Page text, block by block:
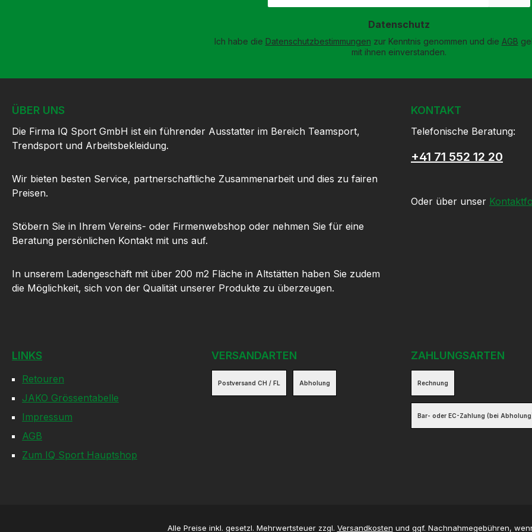
Adresse
Datenschutz
Ich habe die Datenschutzbestimmungen zur Kenntnis genommen und die AGB
mit ihnen einverstanden.
ÜBER UNS
Die Firma IQ Sport GmbH ist ein führender Ausstatter im Bereich Teamsport,
Trendsport und Arbeitsbekleidung.
Wir bieten besten Service, partnerschaftliche Zusammenarbeit und dies zu fairen
Preisen.
Stöbern Sie in Ihrem Vereins- oder Firmenwebshop oder nehmen Sie für eine
Beratung persönlichen Kontakt mit uns auf.
In unserem Ladengeschäft mit über 200 m2 Fläche in Altstätten haben Sie zudem
die Möglichkeit, sich von der Qualität unserer Produkte zu überzeugen.
KONTAKT
Telefonische Beratung:
+41 71 552 12 20
Oder über unser
LINKS
Retouren
JAKO Grössentabelle
Impressum
AGB
Zum IQ Sport Hauptshop
VERSANDARTEN
Postversand CH / FL Abholung
ZAHLUNGSARTEN
Rechnung
Bar- oder EC-Zahlung (bei
Alle Preise inkl. gesetzl. Mehrwertsteuer zzgl. Versandkosten und ggf. Nachnahmegebühren,